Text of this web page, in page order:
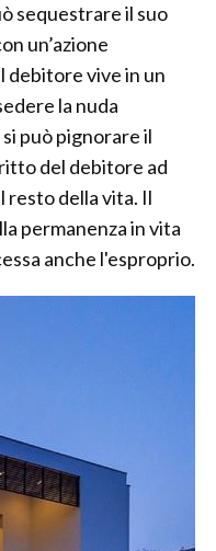
sequestrare il suo
un’azione
debitore vive in un
la nuda
può pignorare il
del debitore ad
resto della vita. Il
permanenza in vita
anche l'esproprio.